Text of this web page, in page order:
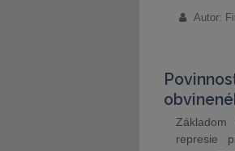
Autor:
Základom
represie